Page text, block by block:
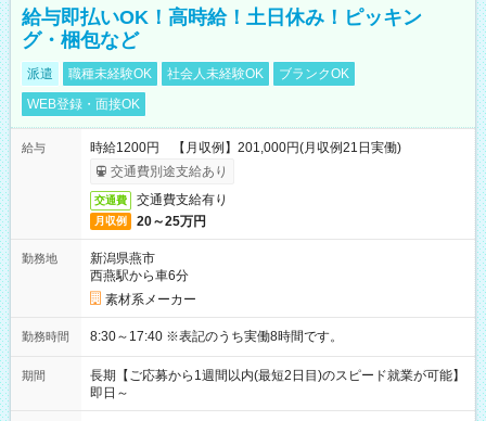
給与即払いOK！高時給！土日休み！ピッキン
グ・梱包など
派遣 職種未経験OK 社会人未経験OK
ブランクOK
WEB登録・面接OK
給与
時給1200円 【月収例】201,000円(月収例21日実働)
交通費別途支給あり
交通費 交通費支給有り
月収例 20～25万円
勤務地
新潟県燕市
西燕駅から車6分
素材系メーカー
勤務時間 8:30～17:40 ※表記のうち実働8時間です。
期間
長期【ご応募から1週間以内(最短2日目)のスピード就業が可能】
即日～